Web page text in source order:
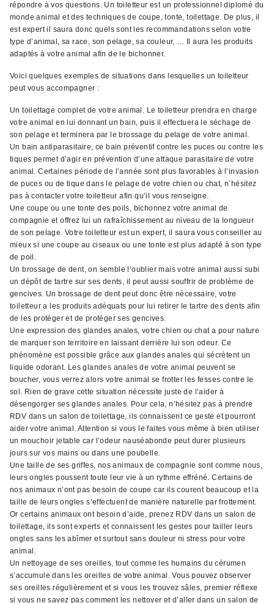
répondre à vos questions. Un toiletteur est un professionnel diplomé du
monde animal et des techniques de coupe, tonte, toilettage. De plus, il
est expert il saura donc quels sont les recommandations selon votre
type d’animal, sa race, son pelage, sa couleur, … Il aura les produits
adaptés à votre animal afin de le bichonner.
Voici quelques exemples de situations dans lesquelles un toiletteur
peut vous accompagner :
Un toilettage complet de votre animal. Le toiletteur prendra en charge
votre animal en lui donnant un bain, puis il effectuera le séchage de
son pelage et terminera par le brossage du pelage de votre animal.
Un bain antiparasitaire, ce bain préventif contre les puces ou contre les
tiques permet d’agir en prévention d’une attaque parasitaire de votre
animal. Certaines période de l’année sont plus favorables à l’invasion
de puces ou de tique dans le pelage de votre chien ou chat, n’hésitez
pas à contacter votre toiletteur afin qu’il vous renseigne.
Une coupe ou une tonte des poils, bichonnez votre animal de
compagnie et offrez lui un rafraîchissement au niveau de la longueur
de son pelage. Votre toiletteur est un expert, il saura vous conseiller au
mieux si une coupe au ciseaux ou une tonte est plus adapté à son type
de poil.
Un brossage de dent, on semble l’oublier mais votre animal aussi subi
un dépôt de tartre sur ses dents, il peut aussi souffrir de problème de
gencives. Un brossage de dent peut donc être nécessaire, votre
toiletteur a les produits adéquats pour lui retirer le tartre des dents afin
de les protéger et de protéger ses gencives.
Une expression des glandes anales, votre chien ou chat a pour nature
de marquer son territoire en laissant derrière lui son odeur. Ce
phénomène est possible grâce aux glandes anales qui sécrètent un
liquide odorant. Les glandes anales de votre animal peuvent se
boucher, vous verrez alors votre animal se frotter les fesses contre le
sol. Rien de grave cette situation nécessite juste de l’aider à
désengorger ses glandes anales. Pour cela, n’hésitez pas à prendre
RDV dans un salon de toilettage, ils connaissent ce geste et pourront
aider votre animal. Attention si vous le faites vous même à bien utiliser
un mouchoir jetable car l’odeur nauséabonde peut durer plusieurs
jours sur vos mains ou dans une poubelle.
Une taille de ses griffes, nos animaux de compagnie sont comme nous,
leurs ongles poussent toute leur vie à un rythme effréné. Certains de
nos animaux n’ont pas besoin de coupe car ils courent beaucoup et la
taille de leurs ongles s’effectuent de manière naturelle par frottement.
Or certains animaux ont besoin d’aide, prenez RDV dans un salon de
toilettage, ils sont experts et connaissent les gestes pour tailler leurs
ongles sans les abîmer et surtout sans douleur ni stress pour votre
animal.
Un nettoyage de ses oreilles, tout comme les humains du cérumen
s’accumule dans les oreilles de votre animal. Vous pouvez observer
ses oreilles régulièrement et si vous les trouvez sâles, premier réflexe
si vous ne savez pas comment les nettoyer et d’aller dans un salon de